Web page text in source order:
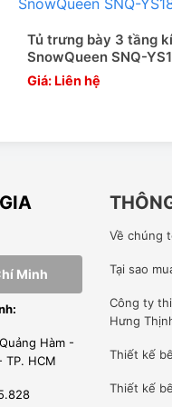
Tủ trưng bày 3 tầng
SnowQueen SNQ-
Giá: Liên hệ
Minh
Hàm -
TP. HCM
Về chúng
Tại sao
Công ty
Hưng
Thiết kế
Thiết kế